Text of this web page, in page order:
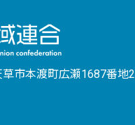
市本渡町広瀬1687番地2